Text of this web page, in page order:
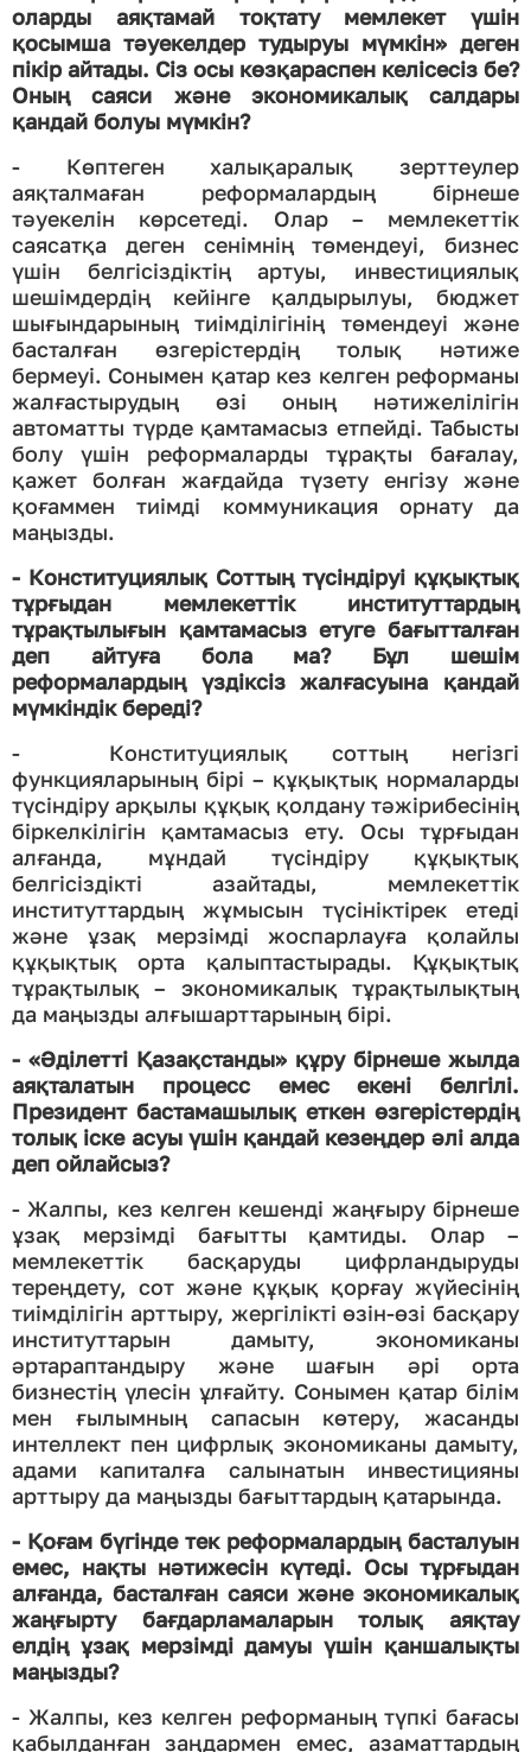
оларды аяқтамай тоқтату мемлекет үшін
қосымша тәуекелдер тудыруы мүмкін» деген
пікір айтады. Сіз осы көзқараспен келісесіз бе?
Оның саяси және экономикалық салдары
қандай болуы мүмкін?
- Көптеген халықаралық зерттеулер
аяқталмаған реформалардың бірнеше
тәуекелін көрсетеді. Олар – мемлекеттік
саясатқа деген сенімнің төмендеуі, бизнес
үшін белгісіздіктің артуы, инвестициялық
шешімдердің кейінге қалдырылуы, бюджет
шығындарының тиімділігінің төмендеуі және
басталған өзгерістердің толық нәтиже
бермеуі. Сонымен қатар кез келген реформаны
жалғастырудың өзі оның нәтижелілігін
автоматты түрде қамтамасыз етпейді. Табысты
болу үшін реформаларды тұрақты бағалау,
қажет болған жағдайда түзету енгізу және
қоғаммен тиімді коммуникация орнату да
маңызды.
- Конституциялық Соттың түсіндіруі құқықтық
тұрғыдан мемлекеттік институттардың
тұрақтылығын қамтамасыз етуге бағытталған
деп айтуға бола ма? Бұл шешім
реформалардың үздіксіз жалғасуына қандай
мүмкіндік береді?
- Конституциялық соттың негізгі
функцияларының бірі – құқықтық нормаларды
түсіндіру арқылы құқық қолдану тәжірибесінің
біркелкілігін қамтамасыз ету. Осы тұрғыдан
алғанда, мұндай түсіндіру құқықтық
белгісіздікті азайтады, мемлекеттік
институттардың жұмысын түсініктірек етеді
және ұзақ мерзімді жоспарлауға қолайлы
құқықтық орта қалыптастырады. Құқықтық
тұрақтылық – экономикалық тұрақтылықтың
да маңызды алғышарттарының бірі.
- «Әділетті Қазақстанды» құру бірнеше жылда
аяқталатын процесс емес екені белгілі.
Президент бастамашылық еткен өзгерістердің
толық іске асуы үшін қандай кезеңдер әлі алда
деп ойлайсыз?
- Жалпы, кез келген кешенді жаңғыру бірнеше
ұзақ мерзімді бағытты қамтиды. Олар –
мемлекеттік басқаруды цифрландыруды
тереңдету, сот және құқық қорғау жүйесінің
тиімділігін арттыру, жергілікті өзін-өзі басқару
институттарын дамыту, экономиканы
әртараптандыру және шағын әрі орта
бизнестің үлесін ұлғайту. Сонымен қатар білім
мен ғылымның сапасын көтеру, жасанды
интеллект пен цифрлық экономиканы дамыту,
адами капиталға салынатын инвестицияны
арттыру да маңызды бағыттардың қатарында.
- Қоғам бүгінде тек реформалардың басталуын
емес, нақты нәтижесін күтеді. Осы тұрғыдан
алғанда, басталған саяси және экономикалық
жаңғырту бағдарламаларын толық аяқтау
елдің ұзақ мерзімді дамуы үшін қаншалықты
маңызды?
- Жалпы, кез келген реформаның түпкі бағасы
қабылданған заңдармен емес, азаматтардың